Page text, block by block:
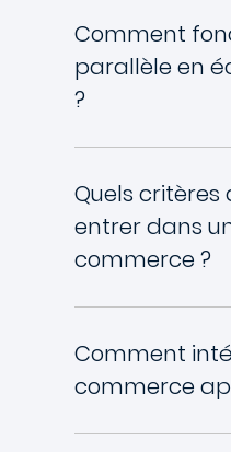
Comment
parallèle en
?
Quels
entrer dans
commerce ?
Comment
commerce